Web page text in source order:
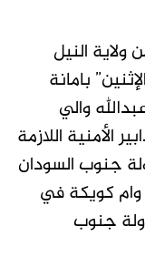
النيل
بامانة
والي
الأمنية اللازمة
جنوب السودان
كويكة في
جنوب